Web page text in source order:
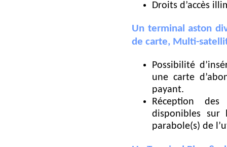
Droits d’accès
Un terminal aston
de carte, Multi-
Possibilité
une carte
payant.
Réception
disponibles sur
parabole(s) de